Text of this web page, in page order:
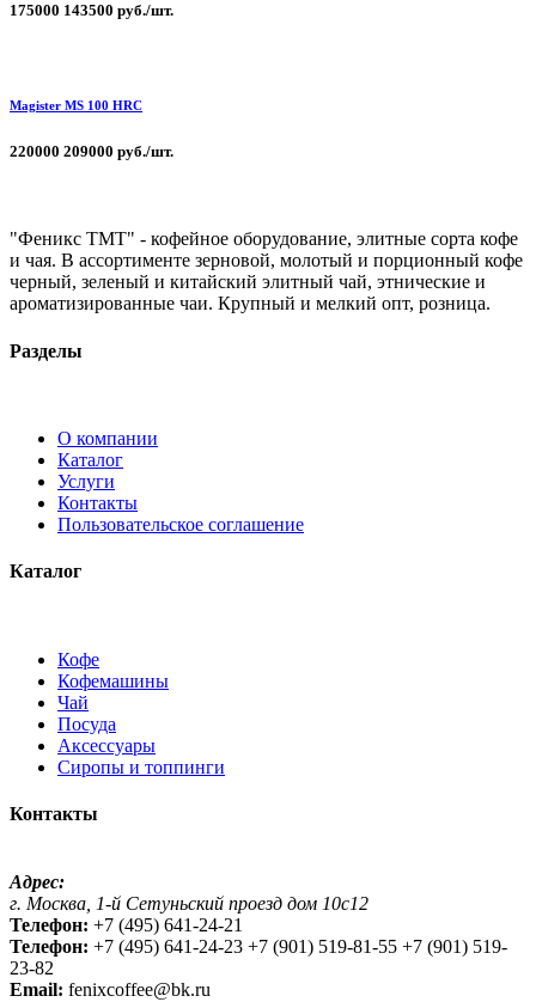
175000 143500 руб./шт.
Magister MS 100 HRC
220000 209000 руб./шт.
"Феникс ТМТ" - кофейное оборудование, элитные сорта кофе
и чая. В ассортименте зерновой, молотый и порционный кофе
черный, зеленый и китайский элитный чай, этнические и
ароматизированные чаи. Крупный и мелкий опт, розница.
Разделы
О компании
Каталог
Услуги
Контакты
Пользовательское соглашение
Каталог
Кофе
Кофемашины
Чай
Посуда
Аксессуары
Сиропы и топпинги
Контакты
Адрес:
г. Москва, 1-й Сетуньский проезд дом 10с12
Телефон: +7 (495) 641-24-21
Телефон: +7 (495) 641-24-23 +7 (901) 519-81-55 +7 (901) 519-
23-82
Email: fenixcoffee@bk.ru